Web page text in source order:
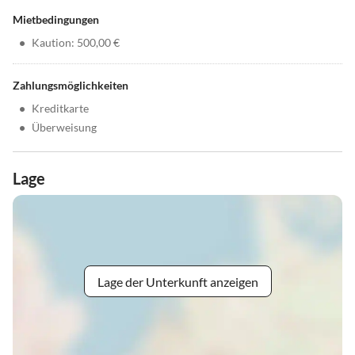
Mietbedingungen
• Kaution: 500,00 €
Zahlungsmöglichkeiten
• Kreditkarte
• Überweisung
Lage
Lage der Unterkunft anzeigen